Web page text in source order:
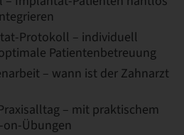
Protokoll – individuell
Patientenbetreuung
– wann ist der Zahnarzt
– mit praktischem
Übungen